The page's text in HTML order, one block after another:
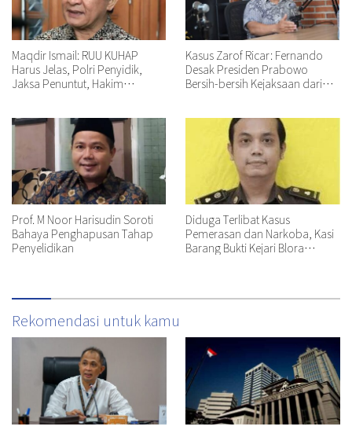
Maqdir Ismail: RUU KUHAP
Harus Jelas, Polri Penyidik,
Jaksa Penuntut, Hakim
Kasus Zarof Ricar: Fernando
Desak Presiden Prabowo
Bersih-bersih Kejaksaan dari
Prof. M Noor Harisudin Soroti
Bahaya Penghapusan Tahap
Penyelidikan
Diduga Terlibat Kasus
Pemerasan dan Narkoba, Kasi
Barang Bukti Kejari Blora
Rekomendasi untuk kamu